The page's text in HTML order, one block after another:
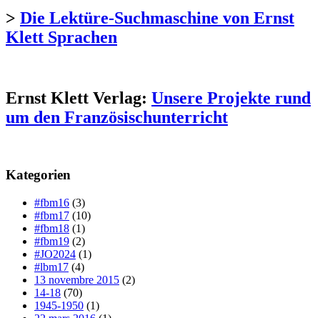
> Die Lektüre-Suchmaschine von Ernst
Klett Sprachen
Ernst Klett Verlag: Unsere Projekte rund
um den Französischunterricht
Kategorien
#fbm16 (3)
#fbm17 (10)
#fbm18 (1)
#fbm19 (2)
#JO2024 (1)
#lbm17 (4)
13 novembre 2015 (2)
14-18 (70)
1945-1950 (1)